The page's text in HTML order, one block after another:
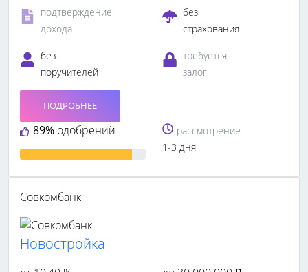
подтверждение
дохода
без
страхования
без
поручителей
требуется
залог
89% одобрений
ПОДРОБНЕЕ
рассмотрение
1-3 дня
Совкомбанк
Новостройка